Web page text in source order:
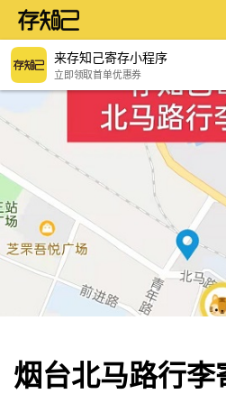
来存知己寄存小程序
立即领取首单优惠券
烟台北马路行李